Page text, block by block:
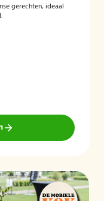
gerechten, ideaal